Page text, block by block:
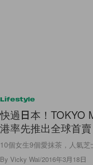
Lifestyle
快過日本！TOKYO
港率先推出全球首賣
10個女生9個愛抹茶，人氣
By Vicky Wai/2016年3月18日